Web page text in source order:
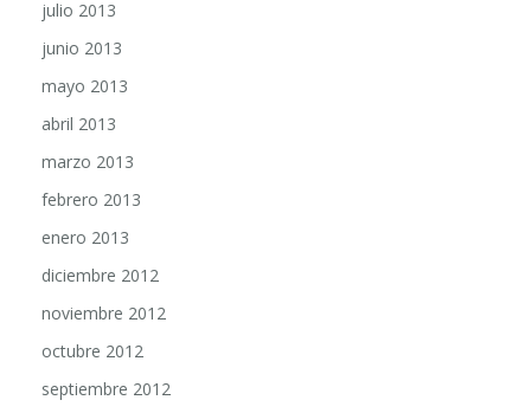
junio 2013
mayo 2013
abril 2013
marzo 2013
febrero 2013
enero 2013
diciembre 2012
noviembre 2012
octubre 2012
septiembre 2012
agosto 2012